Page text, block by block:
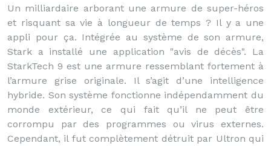
Un milliardaire arborant une armure de super-héros
et risquant sa vie à longueur de temps ? Il y a une
appli pour ça. Intégrée au système de son armure,
Stark a installé une application "avis de décès". La
StarkTech 9 est une armure ressemblant fortement à
l’armure grise originale. Il s’agit d’une intelligence
hybride. Son système fonctionne indépendamment du
monde extérieur, ce qui fait qu’il ne peut être
corrompu par des programmes ou virus externes.
Cependant, il fut complètement détruit par Ultron qui